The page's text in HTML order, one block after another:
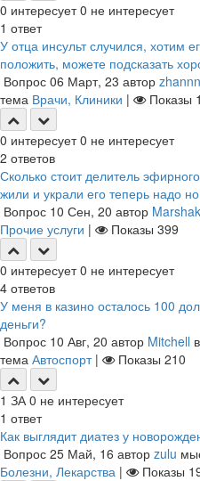
0 интересует 0 не интересует
1 ответ
У отца инсульт случился, хотим
положить, можете подсказать
Вопрос 06 Март, 23 автор
тема Врачи, Клиники | Показы
0 интересует 0 не интересует
2 ответов
Сколько стоит делитель
жили и украли его теперь надо
Вопрос 10 Сен, 20 автор Marshak
Прочие услуги | Показы 399
0 интересует 0 не интересует
4 ответов
У меня в казино осталось 100
деньги?
Вопрос 10 Авг, 20 автор Mitchell
тема Автоспорт | Показы 210
1 ЗА 0 не интересует
1 ответ
Как выглядит диатез у
Вопрос 25 Май, 16 автор zulu
Болезни, Лекарства | Показы